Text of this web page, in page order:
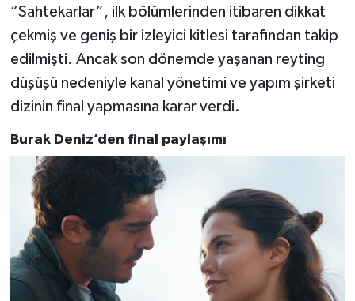
“Sahtekarlar”, ilk bölümlerinden itibaren dikkat
çekmiş ve geniş bir izleyici kitlesi tarafından takip
edilmişti. Ancak son dönemde yaşanan reyting
düşüşü nedeniyle kanal yönetimi ve yapım şirketi
dizinin final yapmasına karar verdi.
Burak Deniz’den final paylaşımı